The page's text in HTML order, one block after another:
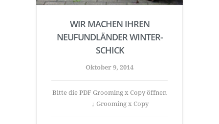
WIR MACHEN IHREN
NEUFUNDLÄNDER WINTER-
SCHICK
Oktober 9, 2014
Bitte die PDF Grooming x Copy öffnen
↓ Grooming x Copy